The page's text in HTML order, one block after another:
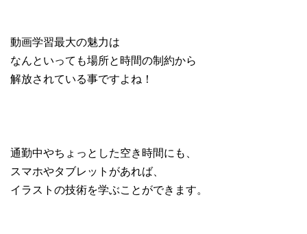
動画学習最大の魅力は
なんといっても場所と時間の制約から
解放されている事ですよね！
通勤中やちょっとした空き時間にも、
スマホやタブレットがあれば、
イラストの技術を学ぶことができます。